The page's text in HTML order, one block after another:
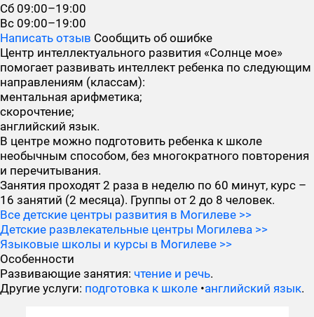
Сб 09:00–19:00
Вс 09:00–19:00
Написать отзыв Сообщить об ошибке
Центр интеллектуального развития «Солнце мое»
помогает развивать интеллект ребенка по следующим
направлениям (классам):
ментальная арифметика;
скорочтение;
английский язык.
В центре можно подготовить ребенка к школе
необычным способом, без многократного повторения
и перечитывания.
Занятия проходят 2 раза в неделю по 60 минут, курс –
16 занятий (2 месяца). Группы от 2 до 8 человек.
Все детские центры развития в Могилеве >>
Детские развлекательные центры Могилева >>
Языковые школы и курсы в Могилеве >>
Особенности
Развивающие занятия: чтение и речь.
Другие услуги: подготовка к школе •английский язык.